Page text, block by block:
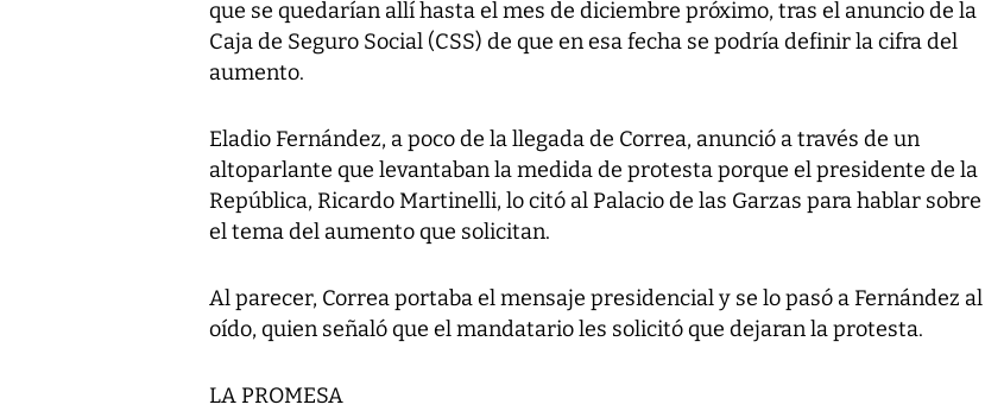
que se quedarían allí hasta el mes de diciembre próximo, tras el anuncio de la
Caja de Seguro Social (CSS) de que en esa fecha se podría definir la cifra del
aumento.
Eladio Fernández, a poco de la llegada de Correa, anunció a través de un
altoparlante que levantaban la medida de protesta porque el presidente de la
República, Ricardo Martinelli, lo citó al Palacio de las Garzas para hablar sobre
el tema del aumento que solicitan.
Al parecer, Correa portaba el mensaje presidencial y se lo pasó a Fernández al
oído, quien señaló que el mandatario les solicitó que dejaran la protesta.
LA PROMESA